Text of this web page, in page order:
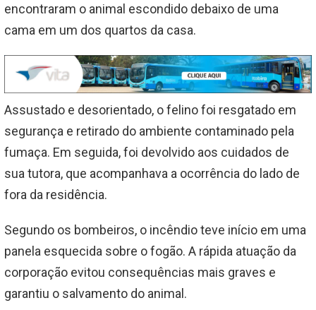
encontraram o animal escondido debaixo de uma
cama em um dos quartos da casa.
Assustado e desorientado, o felino foi resgatado em
segurança e retirado do ambiente contaminado pela
fumaça. Em seguida, foi devolvido aos cuidados de
sua tutora, que acompanhava a ocorrência do lado de
fora da residência.
Segundo os bombeiros, o incêndio teve início em uma
panela esquecida sobre o fogão. A rápida atuação da
corporação evitou consequências mais graves e
garantiu o salvamento do animal.